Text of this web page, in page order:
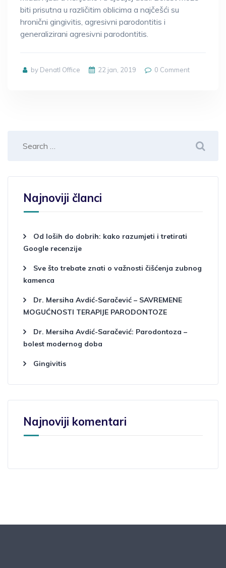
biti prisutna u različitim oblicima a najčešći su
hronični gingivitis, agresivni parodontitis i
generalizirani agresivni parodontitis.
by Denatl Office 22 jan, 2019 0 Comment
Najnoviji članci
Od loših do dobrih: kako razumjeti i tretirati
Google recenzije
Sve što trebate znati o važnosti čišćenja zubnog
kamenca
Dr. Mersiha Avdić-Saračević – SAVREMENE
MOGUĆNOSTI TERAPIJE PARODONTOZE
Dr. Mersiha Avdić-Saračević: Parodontoza –
bolest modernog doba
Gingivitis
Najnoviji komentari